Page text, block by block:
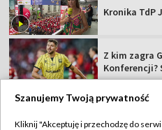
Kronika TdP
Z kim zagra
Konferencji?
Szanujemy Twoją prywatność
Kliknij "Akceptuję i przechodzę do